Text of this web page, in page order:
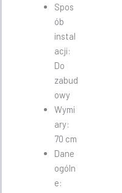
Spos
ób
instal
acji:
Do
zabud
owy
Wymi
ary:
70 cm
Dane
ogóln
e: